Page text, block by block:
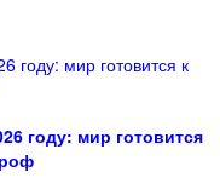
году: мир готовится